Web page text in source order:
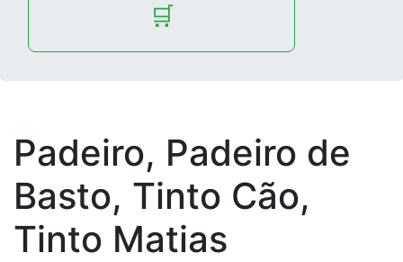
🛒
Padeiro, Padeiro de
Basto, Tinto Cão,
Tinto Matias